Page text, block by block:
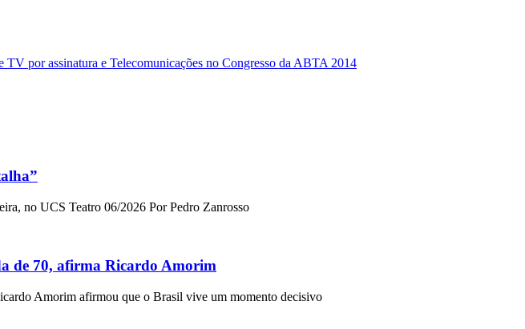
por assinatura e Telecomunicações no Congresso da ABTA 2014
no UCS Teatro 06/2026 Por Pedro Zanrosso
de 70, afirma Ricardo Amorim
Amorim afirmou que o Brasil vive um momento decisivo